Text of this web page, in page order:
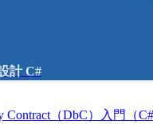
計 C#
Contract（DbC）入門（